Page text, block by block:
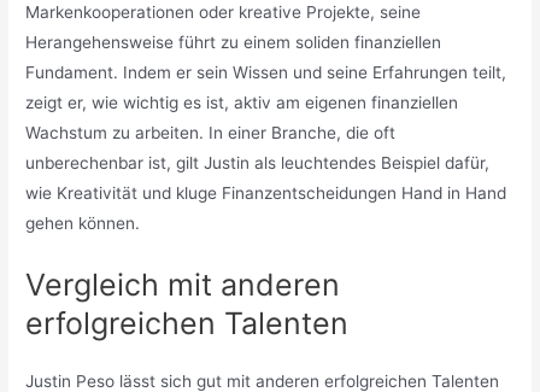
Markenkooperationen oder kreative Projekte, seine
Herangehensweise führt zu einem soliden finanziellen
Fundament. Indem er sein Wissen und seine Erfahrungen teilt,
zeigt er, wie wichtig es ist, aktiv am eigenen finanziellen
Wachstum zu arbeiten. In einer Branche, die oft
unberechenbar ist, gilt Justin als leuchtendes Beispiel dafür,
wie Kreativität und kluge Finanzentscheidungen Hand in Hand
gehen können.
Vergleich mit anderen
erfolgreichen Talenten
Justin Peso lässt sich gut mit anderen erfolgreichen Talenten